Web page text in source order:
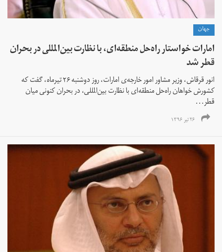
جهان
امارات خواستار راه‌حل منطقه‌ای، با نظارت بین‌المللی در بحران
قطر شد
انور قرقاش، وزیر مشاور امور خارجه‌ی امارات، روز دوشنبه ۲۶ تیرماه، گفت که
کشورش خواهان راه‌حل منطقه‌ای با نظارت بین‌المللی، در بحران کنونی میان
قطر...
۲۶ تیر ۱۳۹۶